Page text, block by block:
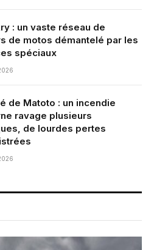
: un vaste réseau de
de motos démantelé par les
spéciaux
de Matoto : un incendie
ravage plusieurs
de lourdes pertes